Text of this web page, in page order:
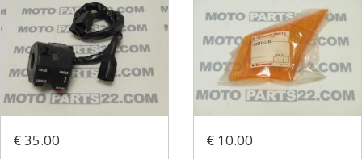
€ 35.00 € 10.00